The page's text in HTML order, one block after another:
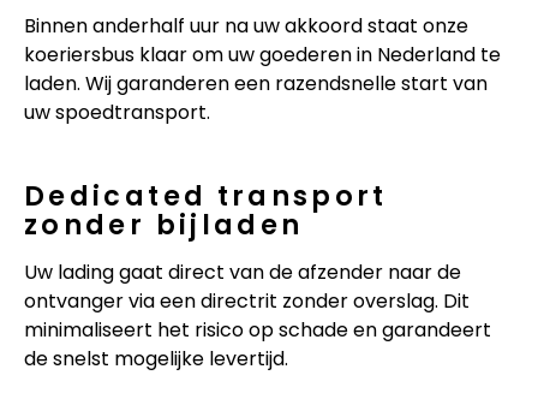
Binnen anderhalf uur na uw akkoord staat onze
koeriersbus klaar om uw goederen in Nederland te
laden. Wij garanderen een razendsnelle start van
uw spoedtransport.
Dedicated transport
zonder bijladen
Uw lading gaat direct van de afzender naar de
ontvanger via een directrit zonder overslag. Dit
minimaliseert het risico op schade en garandeert
de snelst mogelijke levertijd.